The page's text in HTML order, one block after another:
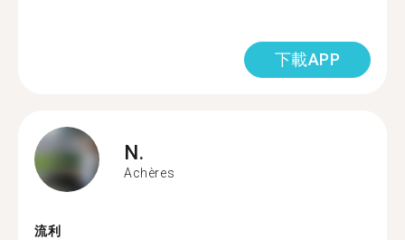
下載APP
N.
Achères
流利